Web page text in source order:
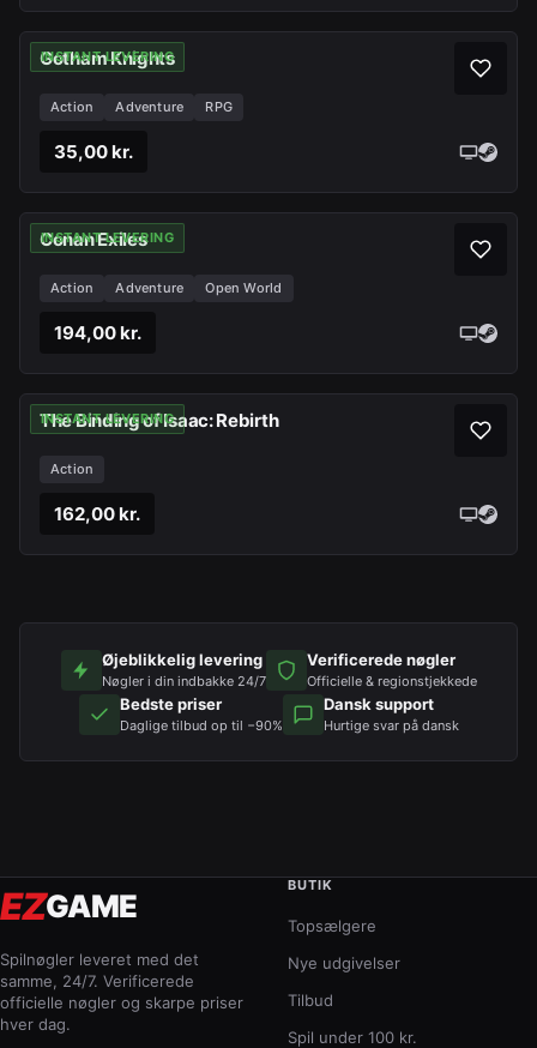
INSTANT LEVERING
Gotham Knights
Action Adventure RPG
35,00 kr.
INSTANT LEVERING
Conan Exiles
Action Adventure Open World
194,00 kr.
INSTANT LEVERING
The Binding of Isaac: Rebirth
Action
162,00 kr.
Øjeblikkelig levering
Nøgler i din indbakke 24/7
Verificerede nøgler
Officielle & regionstjekkede
Bedste priser
Daglige tilbud op til −90%
Dansk support
Hurtige svar på dansk
EZGAME
Spilnøgler leveret med det
samme, 24/7. Verificerede
officielle nøgler og skarpe priser
hver dag.
BUTIK
Topsælgere
Nye udgivelser
Tilbud
Spil under 100 kr.